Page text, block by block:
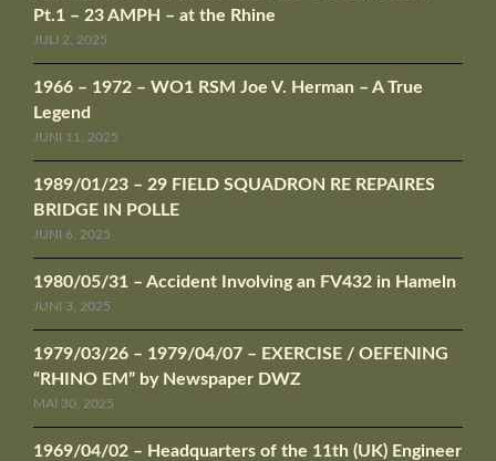
Pt.1 – 23 AMPH – at the Rhine
JULI 2, 2025
1966 – 1972 – WO1 RSM Joe V. Herman – A True
Legend
JUNI 11, 2025
1989/01/23 – 29 FIELD SQUADRON RE REPAIRES
BRIDGE IN POLLE
JUNI 6, 2025
1980/05/31 – Accident Involving an FV432 in Hameln
JUNI 3, 2025
1979/03/26 – 1979/04/07 – EXERCISE / OEFENING
“RHINO EM” by Newspaper DWZ
MAI 30, 2025
1969/04/02 – Headquarters of the 11th (UK) Engineer